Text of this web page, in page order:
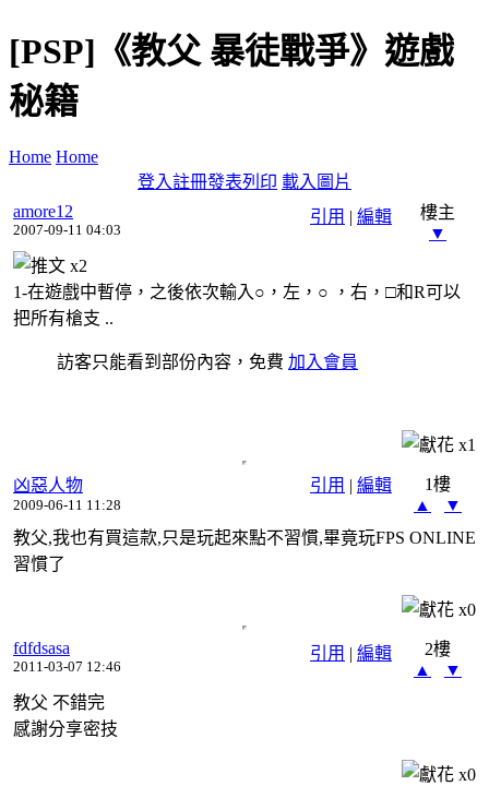
[PSP]《教父 暴徒戰爭》遊戲
秘籍
Home Home
登入註冊發表列印 載入圖片
引用 | 編輯
amore12
2007-09-11 04:03
樓主
▼
x2
1-在遊戲中暫停，之後依次輸入○，左，○ ，右，□和R可以
把所有槍支 ..
訪客只能看到部份內容，免費 加入會員
x1
引用 | 編輯
凶惡人物
2009-06-11 11:28
1樓
▲
▼
教父,我也有買這款,只是玩起來點不習慣,畢竟玩FPS ONLINE
習慣了
x0
引用 | 編輯
fdfdsasa
2011-03-07 12:46
2樓
▲
▼
教父 不錯完
感謝分享密技
x0